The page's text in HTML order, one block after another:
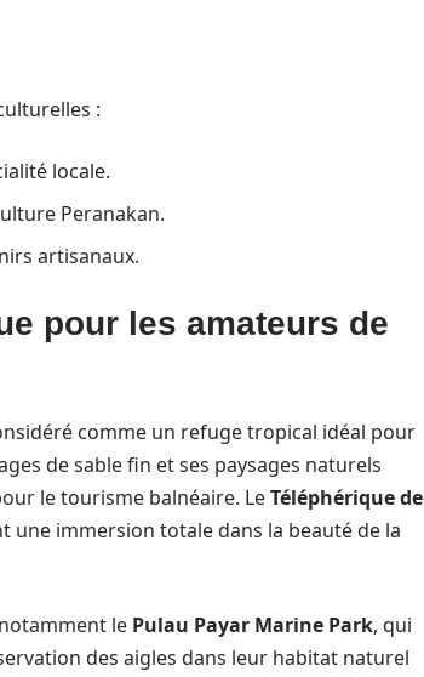
:
locale.
Peranakan.
artisanaux.
pour les amateurs de
comme un refuge tropical idéal pour
de sable fin et ses paysages naturels
le tourisme balnéaire. LeTéléphérique de
une immersion totale dans la beauté de la
le Pulau Payar Marine Park, qui
des aigles dans leur habitat naturel